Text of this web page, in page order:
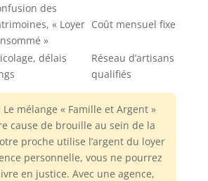
des
« Loyer
»
Coût mensuel fixe
délais
Réseau d’artisans
qualifiés
Le mélange « Famille et Argent »
cause de brouille au sein de la
proche utilise l’argent du loyer
personnelle, vous ne pourrez
en justice. Avec une agence,